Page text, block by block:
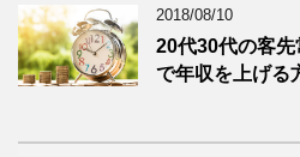
2018/08/10
20代30代の客
で年収を上げる